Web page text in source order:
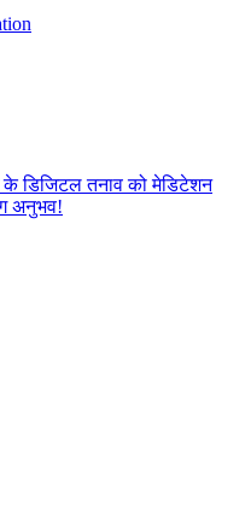
के डिजिटल तनाव को मेडिटेशन
अनुभव!